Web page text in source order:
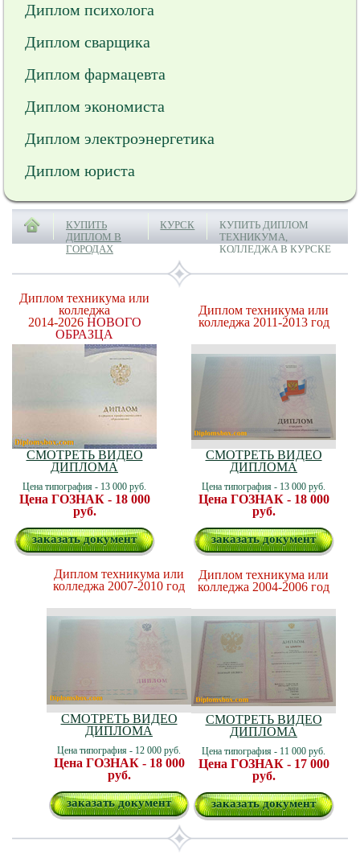
Диплом психолога
Диплом сварщика
Диплом фармацевта
Диплом экономиста
Диплом электроэнергетика
Диплом юриста
КУПИТЬ
ДИПЛОМ В
ГОРОДАХ
КУРСК
КУПИТЬ ДИПЛОМ
ТЕХНИКУМА,
КОЛЛЕДЖА В КУРСКЕ
Диплом техникума или
колледжа
2014-2026 НОВОГО
ОБРАЗЦА
СМОТРЕТЬ ВИДЕО
ДИПЛОМА
Цена типография - 13 000 руб.
Цена ГОЗНАК - 18 000
руб.
заказать документ
Диплом техникума или
колледжа 2011-2013 год
СМОТРЕТЬ ВИДЕО
ДИПЛОМА
Цена типография - 13 000 руб.
Цена ГОЗНАК - 18 000
руб.
заказать документ
Диплом техникума или
колледжа 2007-2010 год
СМОТРЕТЬ ВИДЕО
ДИПЛОМА
Цена типография - 12 000 руб.
Цена ГОЗНАК - 18 000
руб.
заказать документ
Диплом техникума или
колледжа 2004-2006 год
СМОТРЕТЬ ВИДЕО
ДИПЛОМА
Цена типография - 11 000 руб.
Цена ГОЗНАК - 17 000
руб.
заказать документ